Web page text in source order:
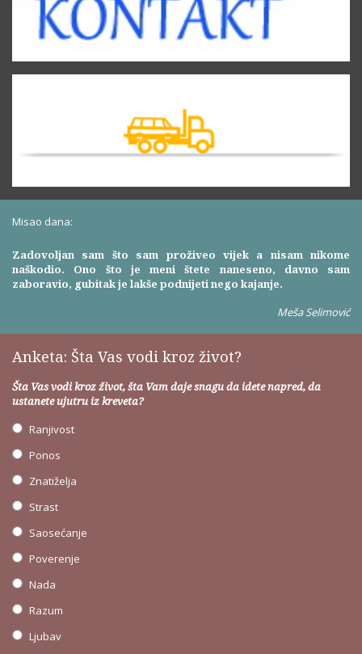
Misao dana:
Zadovoljan sam što sam proživeo vijek a nisam nikome
naškodio. Ono što je meni štete naneseno, davno sam
zaboravio, gubitak je lakše podnijeti nego kajanje.
Meša Selimović
Anketa: Šta Vas vodi kroz život?
Šta Vas vodi kroz život, šta Vam daje snagu da idete napred, da
ustanete ujutru iz kreveta?
Ranjivost
Ponos
Znatiželja
Strast
Saosećanje
Poverenje
Nada
Razum
Ljubav